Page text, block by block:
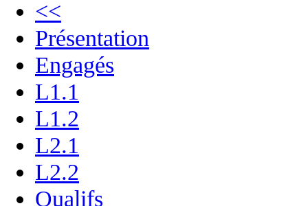
<<
Présentation
Engagés
L1.1
L1.2
L2.1
L2.2
Qualifs